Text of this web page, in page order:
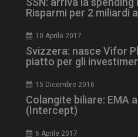
Risparmi per 2 miliardi
10 Aprile 2017
Svizzera: nasce Vifor
piatto per gli
15 Dicembre 2016
Colangite biliare: EMA
(Intercept)
6 Aprile 2017